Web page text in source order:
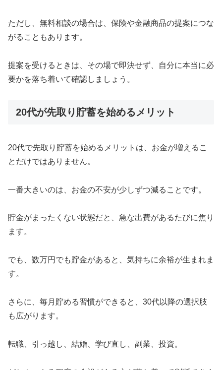
ただし、無料相談の場合は、保険や金融商品の提案につな
がることもあります。
提案を受けるときは、その場で即決せず、自分に本当に必
要かを落ち着いて確認しましょう。
20代が先取り貯蓄を始めるメリット
20代で先取り貯蓄を始めるメリットは、お金が増えるこ
とだけではありません。
一番大きいのは、お金の不安が少しずつ減ることです。
貯金がまったくない状態だと、急な出費があるたびに焦り
ます。
でも、数万円でも貯金があると、気持ちに余裕が生まれま
す。
さらに、毎月貯める習慣ができると、30代以降の選択肢
も広がります。
転職、引っ越し、結婚、学び直し、副業、投資。